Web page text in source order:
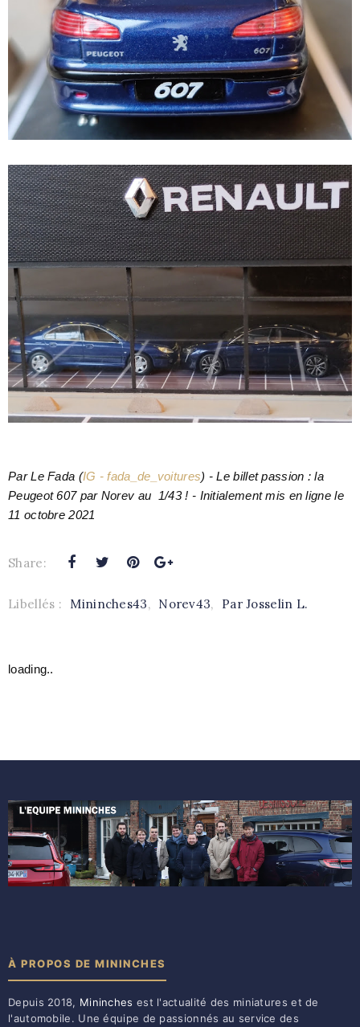
Par Le Fada (IG - fada_de_voitures) -Le billet passion : la
Peugeot 607 par Norev au 1/43 ! - Initialement mis en ligne le
11 octobre 2021
Share:
Libellés : Mininches43, Norev43, Par Josselin L.
loading..
À PROPOS DE MININCHES
Depuis 2018, Mininches est l'actualité des miniatures et de
l'automobile. Une équipe de passionnés au service des